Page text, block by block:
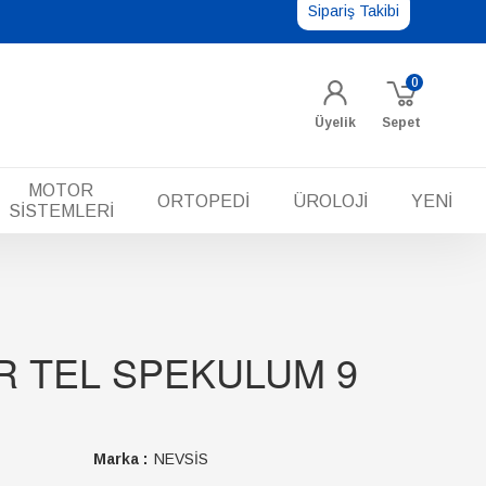
Sipariş Takibi
Üyelik Sepet
0
MOTOR
SİSTEMLERİ
ORTOPEDİ ÜROLOJİ YENİ
TEL SPEKULUM 9
Marka : NEVSİS